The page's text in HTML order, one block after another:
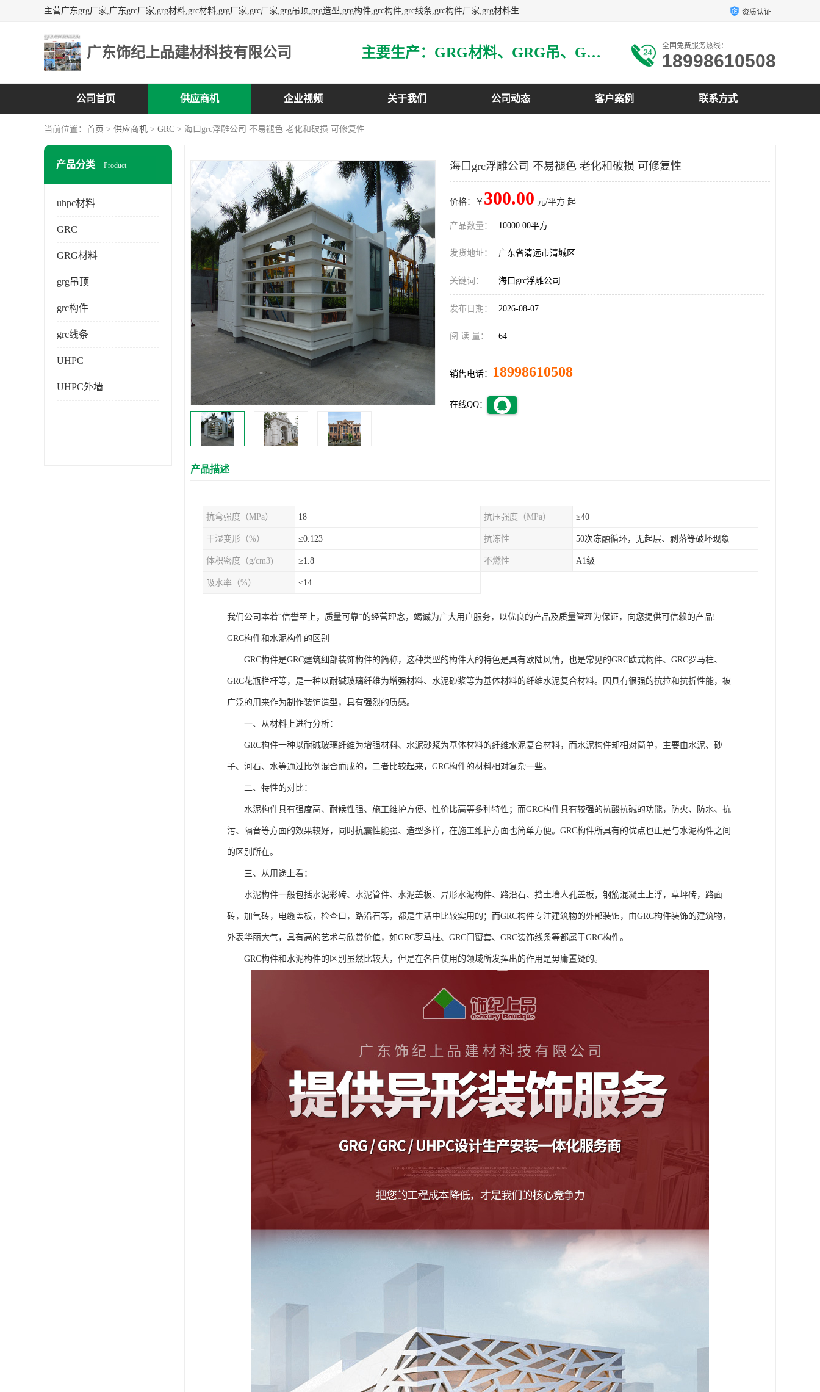
主营广东grg厂家,广东grc厂家,grg材料,grc材料,grg厂家,grc厂家,grg吊顶,grg造型,grg构件,grc构件,grc线条,grc构件厂家,grg材料生产厂家,grg材料定制,uhpc,uhpc厂家,uhpc外墙挂板,uhpc镂空幕墙板,3万平方厂房,如果您对我公司的产品服务感兴趣,请联系我们. 资质认证
广东饰纪上品建材科技有限公司 主要生产：GRG材料、GRG吊、GRG构件、GRG线条、GRG艺术造型、GRG吊材料等 全国免费服务热线：
18998610508
公司首页 供应商机 企业视频 关于我们 公司动态 客户案例 联系方式
当前位置： 首页 > 供应商机 > GRC > 海口grc浮雕公司 不易褪色 老化和破损 可修复性
产品分类 Product
uhpc材料
GRC
GRG材料
grg吊顶
grc构件
grc线条
UHPC
UHPC外墙
海口grc浮雕公司 不易褪色 老化和破损 可修复性
价格：￥ 300.00 元/平方 起
产品数量： 10000.00平方
发货地址： 广东省清远市清城区
关键词： 海口grc浮雕公司
发布日期： 2026-08-07
阅 读 量： 64
销售电话： 18998610508
在线QQ：
产品描述
抗弯强度（MPa） 18 抗压强度（MPa） ≥40
干湿变形（%） ≤0.123 抗冻性 50次冻融循环，无起层、剥落等破坏现象
体积密度（g/cm3) ≥1.8 不燃性 A1级
吸水率（%） ≤14
我们公司本着“信誉至上，质量可靠”的经营理念，竭诚为广大用户服务，以优良的产品及质量管理为保证，向您提供可信赖的产品!
GRC构件和水泥构件的区别
GRC构件是GRC建筑细部装饰构件的简称，这种类型的构件大的特色是具有欧陆风情，也是常见的GRC欧式构件、GRC罗马柱、
GRC花瓶栏杆等，是一种以耐碱玻璃纤维为增强材料、水泥砂浆等为基体材料的纤维水泥复合材料。因具有很强的抗拉和抗折性能，被
广泛的用来作为制作装饰造型，具有强烈的质感。
一、从材料上进行分析：
GRC构件一种以耐碱玻璃纤维为增强材料、水泥砂浆为基体材料的纤维水泥复合材料，而水泥构件却相对简单，主要由水泥、砂
子、河石、水等通过比例混合而成的，二者比较起来，GRC构件的材料相对复杂一些。
二、特性的对比：
水泥构件具有强度高、耐候性强、施工维护方便、性价比高等多种特性；而GRC构件具有较强的抗酸抗碱的功能，防火、防水、抗
污、隔音等方面的效果较好，同时抗震性能强、造型多样，在施工维护方面也简单方便。GRC构件所具有的优点也正是与水泥构件之间
的区别所在。
三、从用途上看：
水泥构件一般包括水泥彩砖、水泥管件、水泥盖板、异形水泥构件、路沿石、挡土墙人孔盖板，钢筋混凝土上浮，草坪砖，路面
砖，加气砖，电缆盖板，检查口，路沿石等，都是生活中比较实用的；而GRC构件专注建筑物的外部装饰，由GRC构件装饰的建筑物，
外表华丽大气，具有高的艺术与欣赏价值，如GRC罗马柱、GRC门窗套、GRC装饰线条等都属于GRC构件。
GRC构件和水泥构件的区别虽然比较大，但是在各自使用的领域所发挥出的作用是毋庸置疑的。